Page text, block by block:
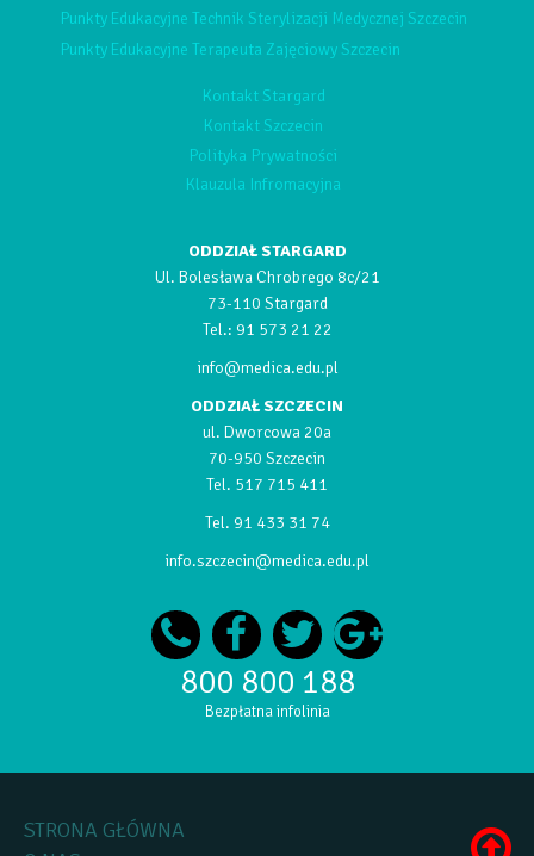
Punkty Edukacyjne Technik Sterylizacji Medycznej Szczecin
Punkty Edukacyjne Terapeuta Zajęciowy Szczecin
Kontakt Stargard
Kontakt Szczecin
Polityka Prywatności
Klauzula Infromacyjna
ODDZIAŁ STARGARD
Ul. Bolesława Chrobrego 8c/21
73-110 Stargard
Tel.: 91 573 21 22
info@medica.edu.pl
ODDZIAŁ SZCZECIN
ul. Dworcowa 20a
70-950 Szczecin
Tel. 517 715 411
Tel. 91 433 31 74
info.szczecin@medica.edu.pl
800 800 188
Bezpłatna infolinia
STRONA GŁÓWNA